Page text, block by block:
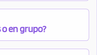
o en grupo?